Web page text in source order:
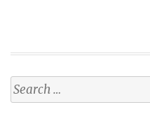
Search
for: